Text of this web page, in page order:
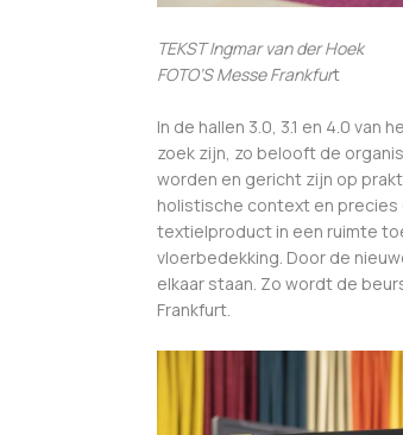
TEKST Ingmar van der Hoek
FOTO’S Messe Frankfurt
In de hallen 3.0, 3.1 en 4.0
zoek zijn, zo belooft de
worden en gericht zijn op
holistische context en precies
textielproduct in een ruimte
vloerbedekking. Door de
elkaar staan. Zo wordt de
Frankfurt.